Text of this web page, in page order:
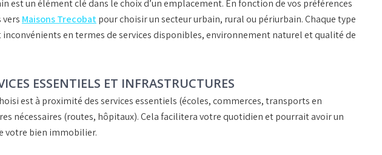
est un élément clé dans le choix d’un emplacement. En fonction de vos préférences
Maisons Trecobat pour choisir un secteururbain, ruralou périurbain. Chaque type
inconvénients en termes de services disponibles, environnement naturel et qualité de
ESSENTIELS ET INFRASTRUCTURES
est à proximité desservices essentiels (écoles, commerces, transports en
nécessaires (routes, hôpitaux). Cela facilitera votre quotidien et pourrait avoir un
votre bien immobilier.